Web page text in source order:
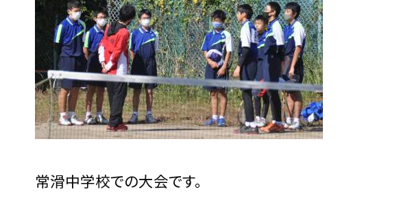
常滑中学校での大会です。